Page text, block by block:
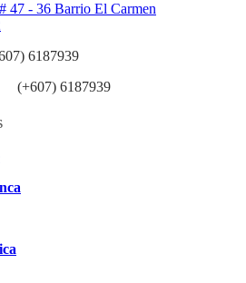
47 - 36 Barrio El Carmen
6187939
(+607) 6187939